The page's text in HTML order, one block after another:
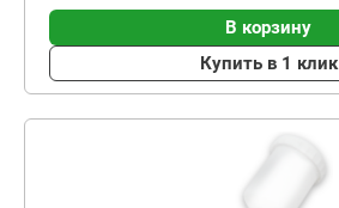
В корзину
Купить в 1 клик